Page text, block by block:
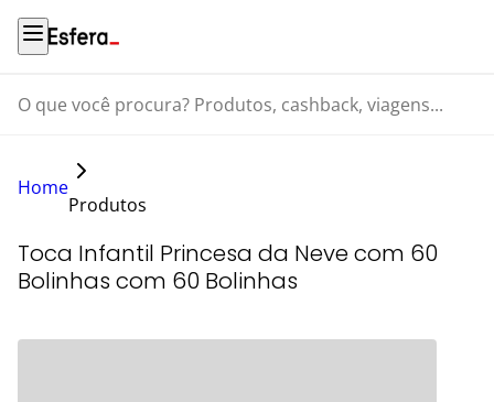
O que você procura? Produtos, cashback, viagens...
Home
Produtos
Toca Infantil Princesa da Neve com 60
Bolinhas com 60 Bolinhas